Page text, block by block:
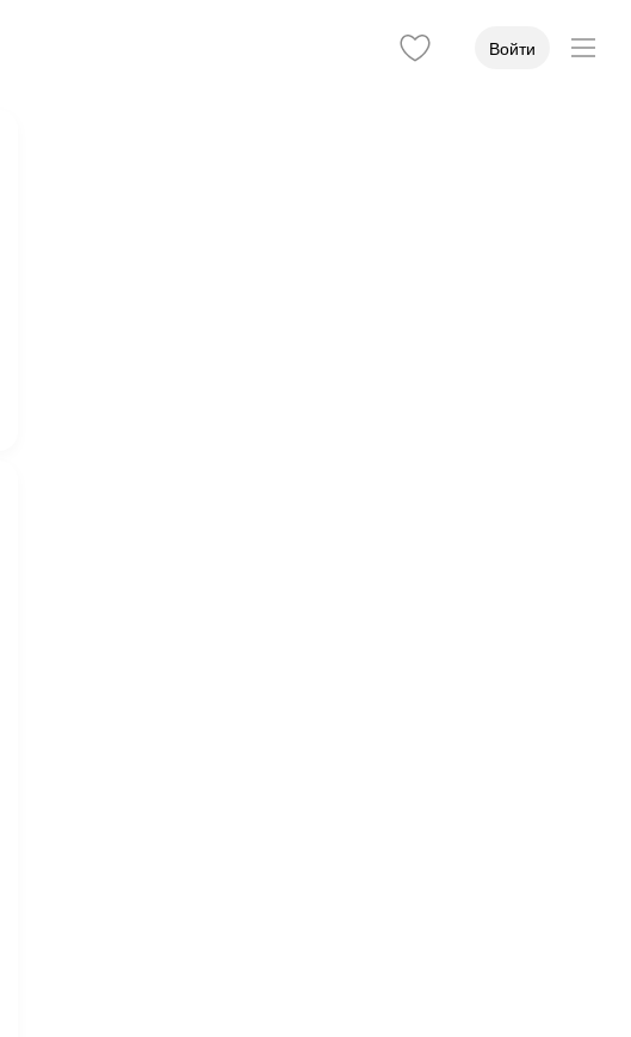
Войти